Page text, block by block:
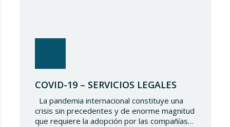
COVID-19 – SERVICIOS LEGALES
La pandemia internacional constituye una
crisis sin precedentes y de enorme magnitud
que requiere la adopción por las compañías